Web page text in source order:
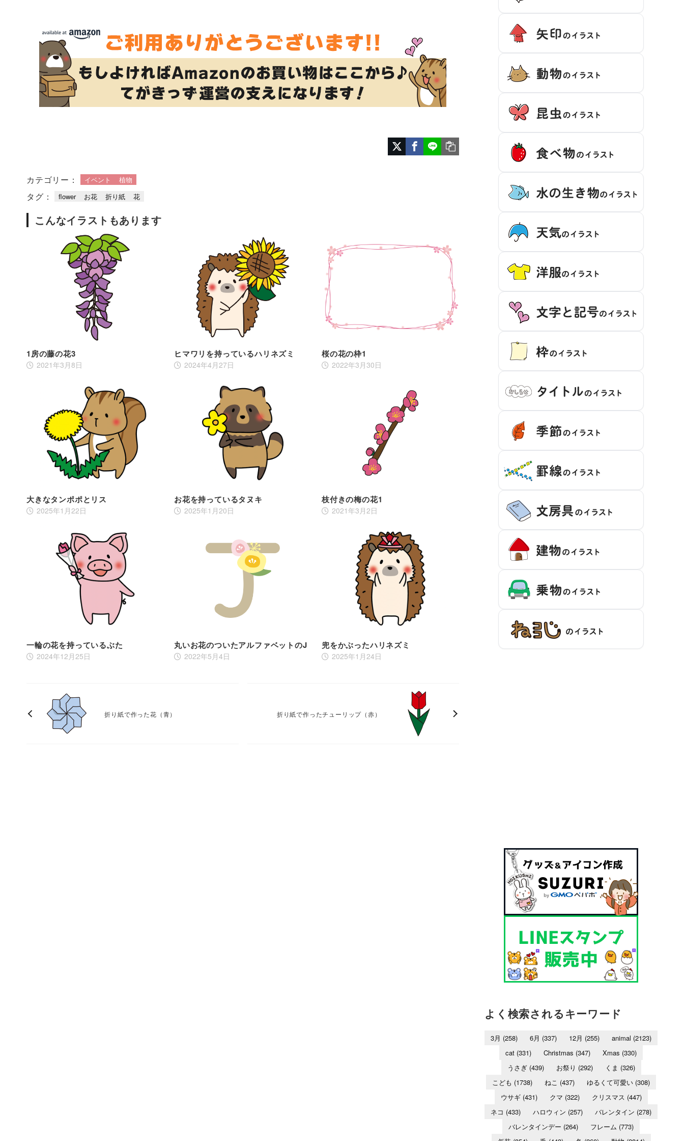
カテゴリー： イベント 植物
タグ： flower お花 折り紙 花
こんなイラストもあります
1房の藤の花3
2021年3月8日
ヒマワリを持っているハリネズミ
2024年4月27日
桜の花の枠1
2022年3月30日
大きなタンポポとリス
2025年1月22日
お花を持っているタヌキ
2025年1月20日
枝付きの梅の花1
2021年3月2日
一輪の花を持っているぶた
2024年12月25日
丸いお花のついたアルファベットのJ
2022年5月4日
兜をかぶったハリネズミ
2025年1月24日
折り紙で作った花（青） 折り紙で作ったチューリップ（赤）
よく検索されるキーワード
3月 (258) 6月 (337) 12月 (255) animal (2123)
cat (331) Christmas (347) Xmas (330)
うさぎ(439) お祭り (292) くま (326)
こども (1738) ねこ (437) ゆるくて可愛い (308)
ウサギ(431) クマ (322) クリスマス (447)
ネコ (433) ハロウィン (257) バレンタイン (278)
バレンタインデー (264) フレーム (773)